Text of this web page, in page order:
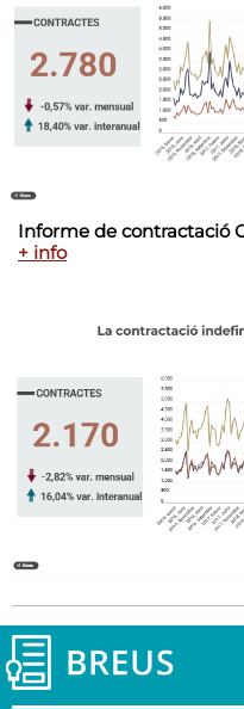
Informe de contractació
+ info